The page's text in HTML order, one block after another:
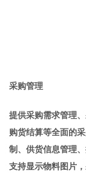
采购管理
提供采购需求管理
购货结算等全面的
制、供货信息管理
支持显示物料图片